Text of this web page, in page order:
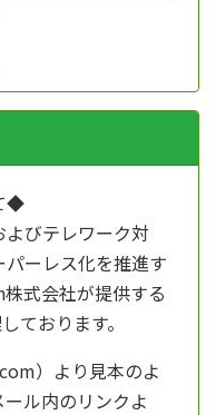
◆
びテレワーク対
ーレス化を推進す
株式会社が提供する
ております。
）より見本のよ
ル内のリンクよ